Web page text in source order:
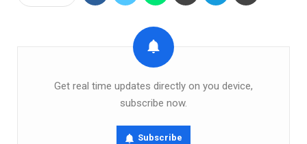
Get real time updates directly on you device,
subscribe now.
Subscribe